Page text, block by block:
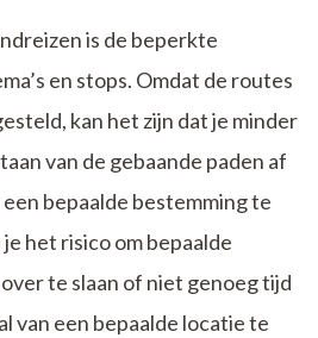
is de beperkte
en stops. Omdat de routes
kan het zijn dat je minder
van de gebaande paden af
bepaalde bestemming te
het risico om bepaalde
te slaan of niet genoeg tijd
van een bepaalde locatie te